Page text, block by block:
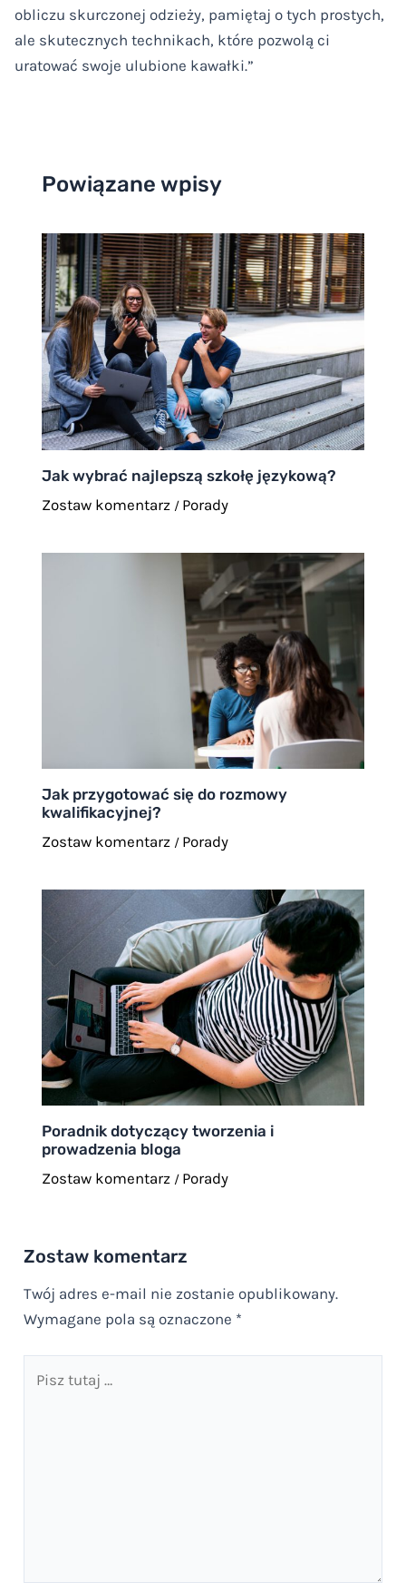
obliczu skurczonej odzieży, pamiętaj o tych prostych,
ale skutecznych technikach, które pozwolą ci
uratować swoje ulubione kawałki.”
Powiązane wpisy
Jak wybrać najlepszą szkołę językową?
Zostaw komentarz / Porady
Jak przygotować się do rozmowy
kwalifikacyjnej?
Zostaw komentarz / Porady
Poradnik dotyczący tworzenia i
prowadzenia bloga
Zostaw komentarz / Porady
Zostaw komentarz
Twój adres e-mail nie zostanie opublikowany.
Wymagane pola są oznaczone *
tutaj